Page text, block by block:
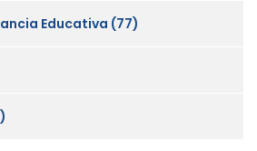
Educativa (77)